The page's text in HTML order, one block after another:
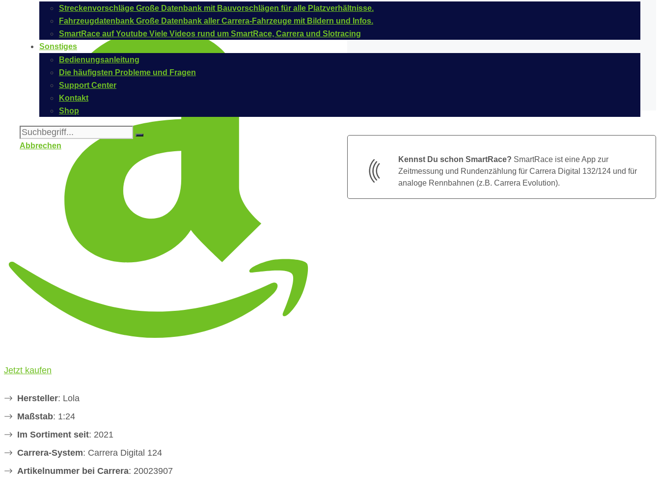
Streckenvorschläge Große Datenbank mit Bauvorschlägen für alle Platzverhältnisse.
Fahrzeugdatenbank Große Datenbank aller Carrera-Fahrzeuge mit Bildern und Infos.
SmartRace auf Youtube Viele Videos rund um SmartRace, Carrera und Slotracing
Sonstiges
Bedienungsanleitung
Die häufigsten Probleme und Fragen
Support Center
Kontakt
Shop
Abbrechen
Jetzt kaufen
Hersteller: Lola
Maßstab: 1:24
Im Sortiment seit: 2021
Carrera-System: Carrera Digital 124
Artikelnummer bei Carrera: 20023907
Kennst Du schon SmartRace? SmartRace ist eine App zur
Zeitmessung und Rundenzählung für Carrera Digital 132/124 und für
analoge Rennbahnen (z.B. Carrera Evolution).